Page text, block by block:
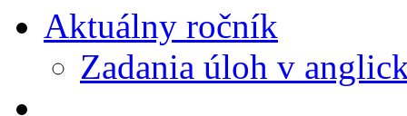
Aktuálny ročník
Zadania úloh v